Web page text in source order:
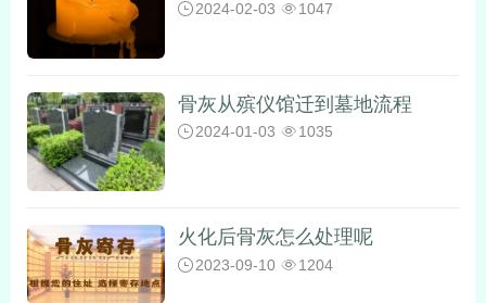
2024-02-03 1047
骨灰从殡仪馆迁到墓地流程
2024-01-03 1035
火化后骨灰怎么处理呢
2023-09-10 1204